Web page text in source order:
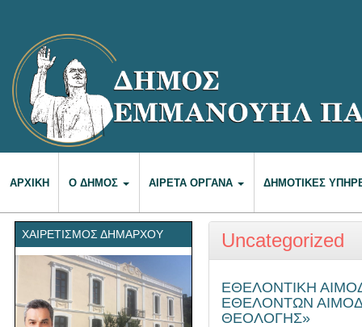
ΑΡΧΙΚΉ Ο ΔΉΜΟΣ ΑΙΡΕΤΆ ΌΡΓΑΝΑ ΔΗΜΟΤΙΚΈΣ
ΧΑΙΡΕΤΙΣΜΌΣ ΔΗΜΆΡΧΟΥ Uncategorized
ΕΘΕΛΟΝΤΙΚΗ
ΕΘΕΛΟΝΤΩΝ
ΘΕΟΛΟΓΗΣ»